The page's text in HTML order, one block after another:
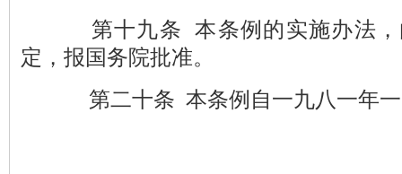
第十九条 本条例的实施办法，
定，报国务院批准。
第二十条 本条例自一九八一年一